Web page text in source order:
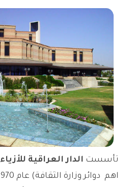
تأسست الدار العراقية للأزياء